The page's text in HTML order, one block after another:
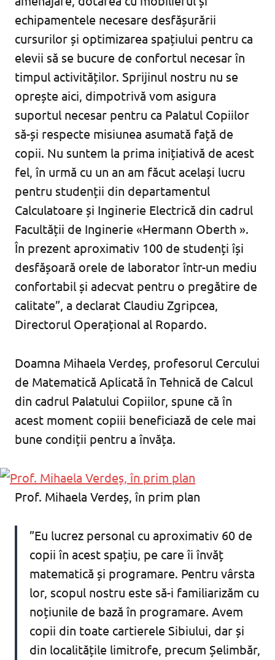
echipamentele necesare desfășurării
cursurilor și optimizarea spațiului pentru ca
elevii să se bucure de confortul necesar în
timpul activităților. Sprijinul nostru nu se
oprește aici, dimpotrivă vom asigura
suportul necesar pentru ca Palatul Copiilor
să-și respecte misiunea asumată față de
copii. Nu suntem la prima inițiativă de acest
fel, în urmă cu un an am făcut același lucru
pentru studenții din departamentul
Calculatoare și Inginerie Electrică din cadrul
Facultății de Inginerie «Hermann Oberth ».
În prezent aproximativ 100 de studenți își
desfășoară orele de laborator într-un mediu
confortabil și adecvat pentru o pregătire de
calitate”, a declarat Claudiu Zgripcea,
Directorul Operațional al Ropardo.
Doamna Mihaela Verdeș, profesorul Cercului
de Matematică Aplicată în Tehnică de Calcul
din cadrul Palatului Copiilor, spune că în
acest moment copiii beneficiază de cele mai
bune condiții pentru a învăța.
Prof. Mihaela Verdeș, în prim plan
”Eu lucrez personal cu aproximativ 60 de
copii în acest spațiu, pe care îi învăț
matematică și programare. Pentru vârsta
lor, scopul nostru este să-i familiarizăm cu
noțiunile de bază în programare. Avem
copii din toate cartierele Sibiului, dar și
din localitățile limitrofe, precum Șelimbăr,